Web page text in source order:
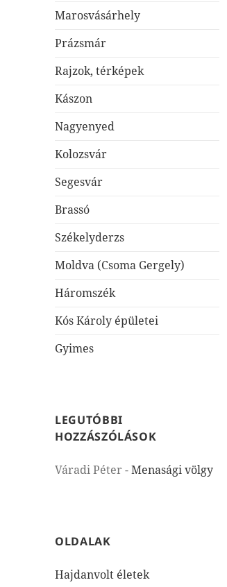
Marosvásárhely
Prázsmár
Rajzok, térképek
Kászon
Nagyenyed
Kolozsvár
Segesvár
Brassó
Székelyderzs
Moldva (Csoma Gergely)
Háromszék
Kós Károly épületei
Gyimes
LEGUTÓBBI
HOZZÁSZÓLÁSOK
Váradi Péter -Menasági völgy
OLDALAK
Hajdanvolt életek